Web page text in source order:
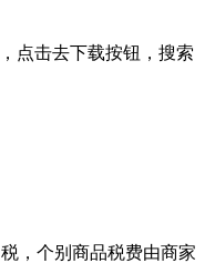
点击去下载按钮，搜索
，个别商品税费由商家